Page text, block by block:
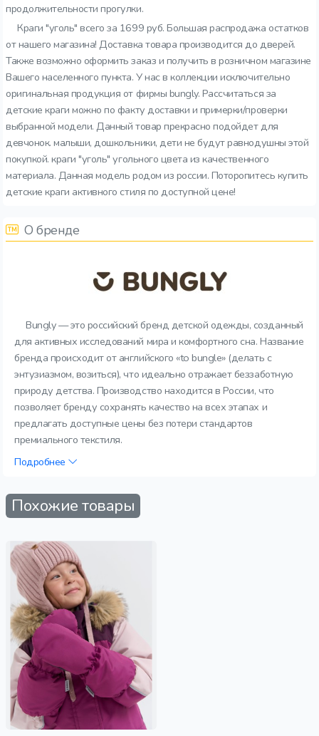
продолжительности прогулки.
Краги "уголь" всего за 1699 руб. Большая распродажа остатков
от нашего магазина! Доставка товара производится до дверей.
Также возможно оформить заказ и получить в розничном магазине
Вашего населенного пункта. У нас в коллекции исключительно
оригинальная продукция от фирмы bungly. Рассчитаться за
детские краги можно по факту доставки и примерки/проверки
выбранной модели. Данный товар прекрасно подойдет для
девчонок. малыши, дошкольники, дети не будут равнодушны этой
покупкой. краги "уголь" угольного цвета из качественного
материала. Данная модель родом из россии. Поторопитесь купить
детские краги активного стиля по доступной цене!
О бренде
Bungly — это российский бренд детской одежды, созданный
для активных исследований мира и комфортного сна. Название
бренда происходит от английского «to bungle» (делать с
энтузиазмом, возиться), что идеально отражает беззаботную
природу детства. Производство находится в России, что
позволяет бренду сохранять качество на всех этапах и
предлагать доступные цены без потери стандартов
премиального текстиля.
Подробнее
Похожие товары